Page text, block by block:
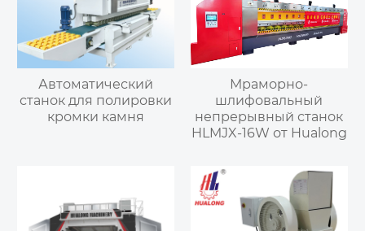
Автоматический
станок для полировки
кромки камня
Мраморно-
шлифовальный
непрерывный станок
HLMJX-16W от Hualong